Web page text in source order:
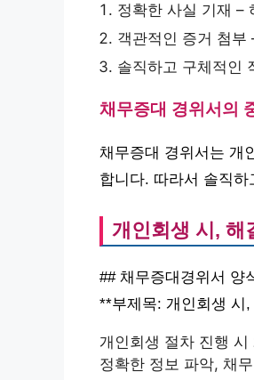
정확한 사실 기재 –
객관적인 증거 첨부
솔직하고 구체적인
채무증대 경위서의
채무증대 경위서는 개
합니다. 따라서 솔직
개인회생 시, 해
## 채무증대경위서 양
**부제목: 개인회생 시
개인회생 절차 진행
정확한 정보 파악, 채